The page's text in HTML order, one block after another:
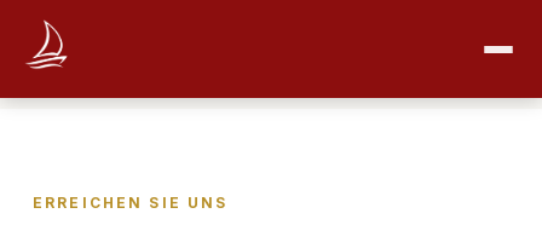
ERREICHEN SIE UNS